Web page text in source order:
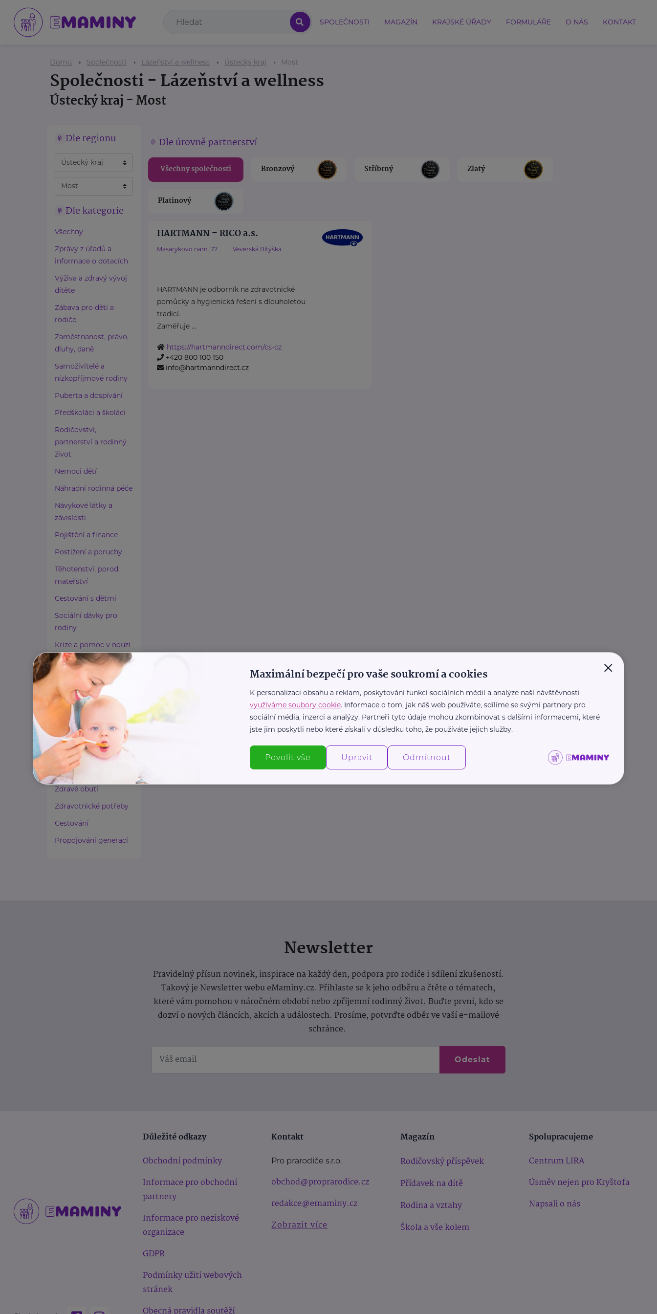
SPOLEČNOSTI MAGAZÍN KRAJSKÉ ÚŘADY FORMULÁŘE O NÁS KONTAKT
Domů Společnosti Lázeňství a wellness Ústecký kraj Most
Společnosti - Lázeňství a wellness
Ústecký kraj - Most
Dle regionu
Dle kategorie
Všechny
Zprávy z úřadů a
informace o dotacích
Výživa a zdravý vývoj
dítěte
Zábava pro děti a
rodiče
Zaměstnanost, právo,
dluhy, daně
Samoživitelé a
nízkopříjmové rodiny
Puberta a dospívání
Předškoláci a školáci
Rodičovství,
partnerství a rodinný
život
Nemoci dětí
Náhradní rodinná péče
Návykové látky a
závislosti
Pojištění a finance
Postižení a poruchy
Těhotenství, porod,
mateřství
Cestování s dětmi
Sociální dávky pro
rodiny
Krize a pomoc v nouzi
Paliativní péče
Rady a tipy
Harmonie duše a těla
Zaměstnávání osob ze
zdravotním
postižením
Lázeňství a wellness
Zdravé spaní a sezení
Zdravé obutí
Zdravotnické potřeby
Cestování
Propojování generací
Dle úrovně partnerství
Všechny společnosti Bronzový Stříbrný Zlatý
Platinový
HARTMANN – RICO a.s.
Masarykovo nám. 77 Veverská Bítýška
HARTMANN je odborník na zdravotnické
pomůcky a hygienická řešení s dlouholetou
tradicí.
Zaměřuje ...
https://hartmanndirect.com/cs-cz
+420 800 100 150
info@hartmanndirect.cz
Newsletter
Pravidelný přísun novinek, inspirace na každý den, podpora pro rodiče i sdílení zkušeností.
Takový je Newsletter webu eMaminy.cz. Přihlaste se k jeho odběru a čtěte o tématech,
které vám pomohou v náročném období nebo zpříjemní rodinný život. Buďte první, kdo se
dozví o nových článcích, akcích a událostech. Prosíme, potvrďte odběr ve vaší e-mailové
schránce.
Odeslat
Důležité odkazy
Obchodní podmínky
Informace pro obchodní
partnery
Informace pro neziskové
organizace
GDPR
Podmínky užití webových
stránek
Obecná pravidla soutěží
Kontakt
Pro prarodiče s.r.o.
obchod@proprarodice.cz
redakce@emaminy.cz
Zobrazit více
Magazín
Rodičovský příspěvek
Přídavek na dítě
Rodina a vztahy
Škola a vše kolem
Spolupracujeme
Centrum LIRA
Úsměv nejen pro Kryštofa
Napsali o nás
×
Maximální bezpečí pro vaše soukromí a cookies
K personalizaci obsahu a reklam, poskytování funkcí sociálních médií a analýze naší návštěvnosti
využíváme soubory cookie. Informace o tom, jak náš web používáte, sdílíme se svými partnery pro
sociální média, inzerci a analýzy. Partneři tyto údaje mohou zkombinovat s dalšími informacemi, které
jste jim poskytli nebo které získali v důsledku toho, že používáte jejich služby.
Povolit vše Upravit Odmítnout